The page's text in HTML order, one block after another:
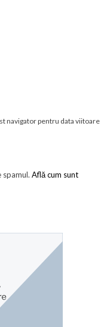
navigator pentru data viitoare
Află cum sunt